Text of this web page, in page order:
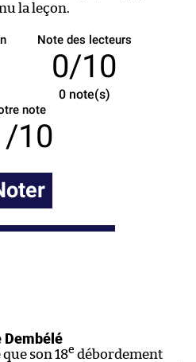
la leçon.
Note des lecteurs
0/10
0note(s)
note
/10
Dembélé
son 18e débordement